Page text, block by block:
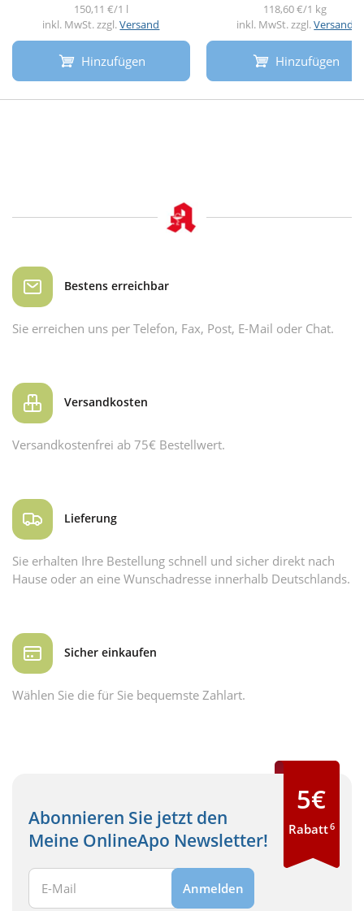
150,11 €/1 l
inkl. MwSt. zzgl.Versand
Hinzufügen
118,60 €/1 kg
inkl. MwSt. zzgl.Versand
Hinzufügen
Bestens erreichbar
Sie erreichen uns per Telefon, Fax, Post, E-Mail oder Chat.
Versandkosten
Versandkostenfrei ab 75€ Bestellwert.
Lieferung
Sie erhalten Ihre Bestellung schnell und sicher direkt nach
Hause oder an eine Wunschadresse innerhalb Deutschlands.
Sicher einkaufen
Wählen Sie die für Sie bequemste Zahlart.
Abonnieren Sie jetzt den
Meine OnlineApo Newsletter!
Ihre E-Mail Adresse:
Anmelden
5€
Rabatt6